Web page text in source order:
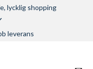
lycklig shopping
leverans